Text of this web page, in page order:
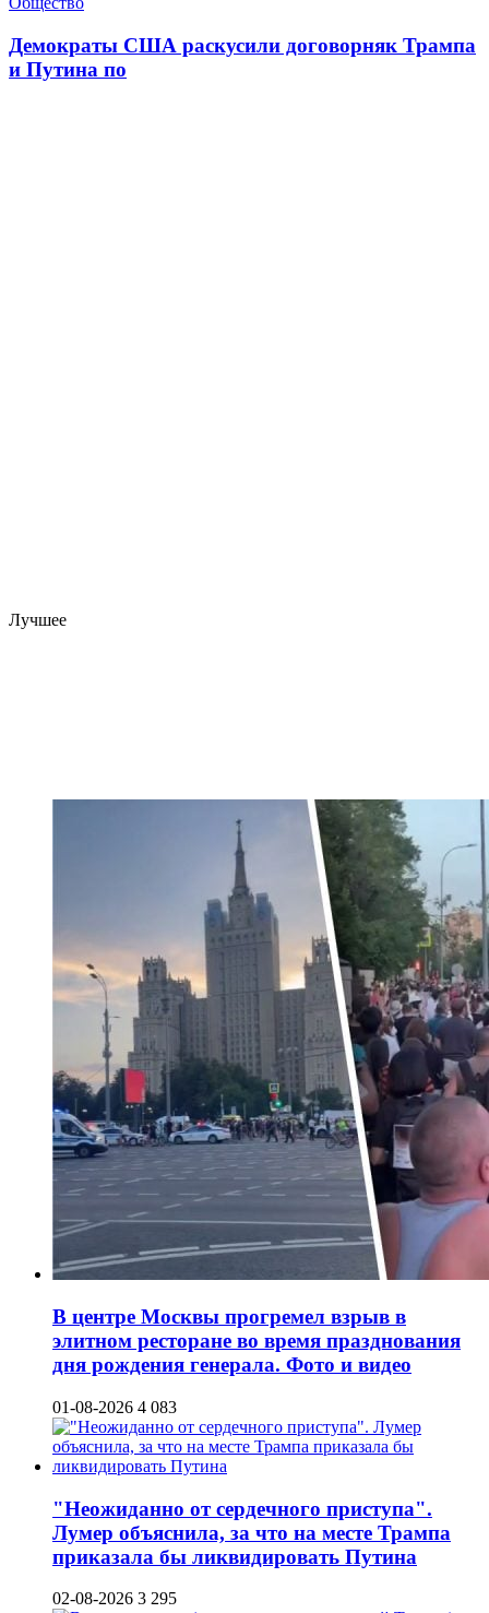
Демократы США раскусили договорняк Трампа
и Путина по
Лучшее
В центре Москвы прогремел взрыв в
элитном ресторане во время празднования
дня рождения генерала. Фото и видео
01-08-2026 4 083
"Неожиданно от сердечного приступа".
Лумер объяснила, за что на месте Трампа
приказала бы ликвидировать Путина
02-08-2026 3 295